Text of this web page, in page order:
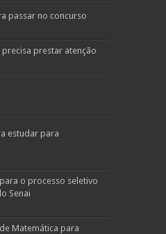
passar no concurso
prestar atenção
estudar para
o processo seletivo
Senai
Matemática para